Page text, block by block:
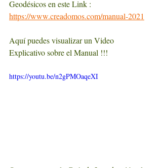
Geodésicos en este Link :
https://www.creadomos.com/manual-2021
Aquí puedes visualizar un Video
Explicativo sobre el Manual !!!
https://youtu.be/n2gPMOaqeXI